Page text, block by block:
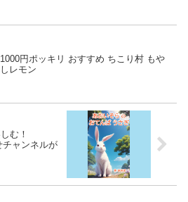
1000円ポッキリ おすすめ ちこり村 もや
しレモン
む！
チャンネルが